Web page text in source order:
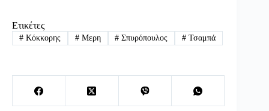
Ετικέτες
#Κόκκορης #Μερη # Σπυρόπουλος # Τσαμπά